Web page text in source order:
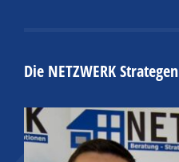
Die NETZWERK Strategen